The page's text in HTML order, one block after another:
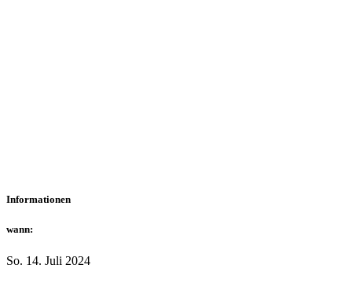
Informationen
wann:
So. 14. Juli 2024